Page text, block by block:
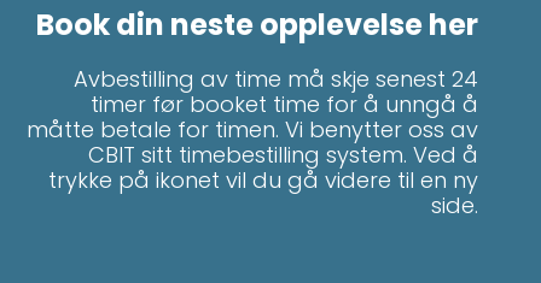
Book din neste opplevelse her
Avbestilling av time må skje senest 24
timer før booket time for å unngå å
måtte betale for timen. Vi benytter oss av
CBIT sitt timebestilling system. Ved å
trykke på ikonet vil du gå videre til en ny
side.